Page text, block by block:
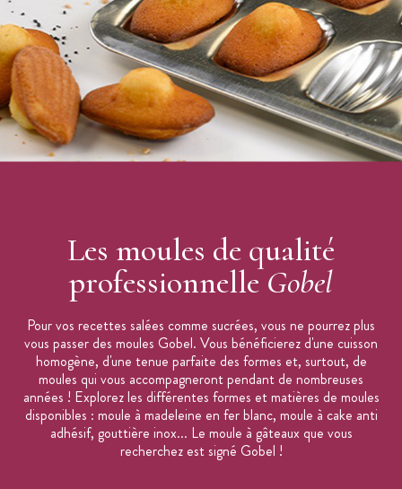
Les moules de qualité
professionnelleGobel
Pour vos recettes salées comme sucrées, vous ne pourrez plus
vous passer des moules Gobel. Vous bénéficierez d'une cuisson
homogène, d'une tenue parfaite des formes et, surtout, de
moules qui vous accompagneront pendant de nombreuses
années ! Explorez les différentes formes et matières de moules
disponibles : moule à madeleine en fer blanc, moule à cake anti
adhésif, gouttière inox... Le moule à gâteaux que vous
recherchez est signé Gobel !